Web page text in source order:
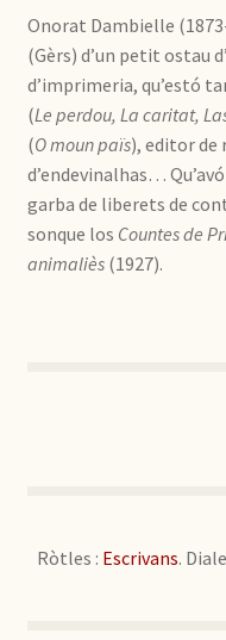
Contactar
Mon compte
Onorat Dambielle
(Gèrs) d’un petit ostau
d’imprimeria, qu’estó
(Le perdou, La caritat,
(O moun païs), editor de
d’endevinalhas…
garba de liberets de
sonque los Countes de
animaliès(1927).
Ròtles : Escrivans.